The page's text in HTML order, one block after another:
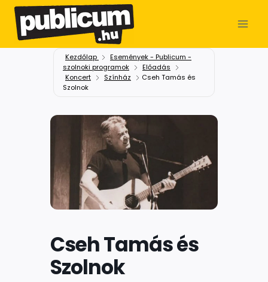
Kezdőlap
Események - Publicum -
szolnoki programok
Előadás
Koncert
Színház
Cseh Tamás és
Szolnok
Cseh Tamás és
Szolnok